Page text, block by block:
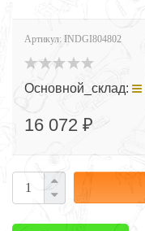
Артикул: INDGI804802
Основной_склад:
16 072 ₽